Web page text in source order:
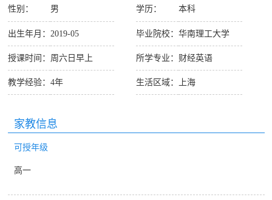
性别： 男
出生年月： 2019-05
授课时间： 周六日早上
教学经验： 4年
学历： 本科
毕业院校： 华南理工大学
所学专业： 财经英语
生活区域： 上海
家教信息
可授年级
高一